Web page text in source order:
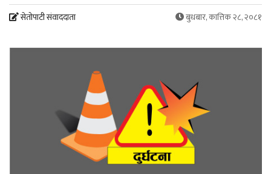
सेतोपाटी संवाददाता बुधबार, कात्तिक २८, २०८१